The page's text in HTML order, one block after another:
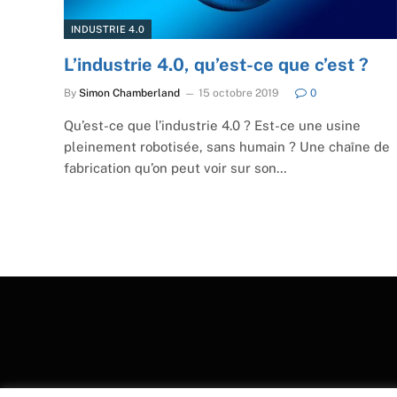
INDUSTRIE 4.0
L’industrie 4.0, qu’est-ce que c’est ?
By Simon Chamberland 15 octobre 2019 0
Qu’est-ce que l’industrie 4.0 ? Est-ce une usine
pleinement robotisée, sans humain ? Une chaîne de
fabrication qu’on peut voir sur son…